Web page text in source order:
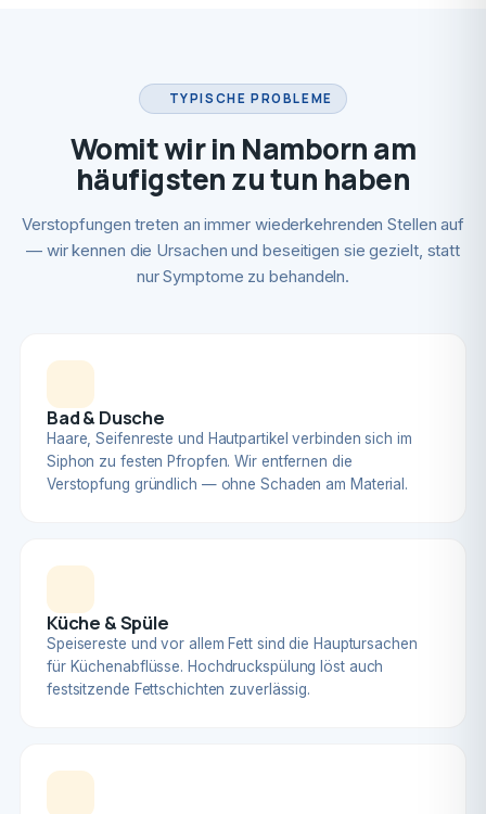
TYPISCHE PROBLEME
Womit wir in Namborn am
häufigsten zu tun haben
Verstopfungen treten an immer wiederkehrenden Stellen auf
— wir kennen die Ursachen und beseitigen sie gezielt, statt
nur Symptome zu behandeln.
Bad & Dusche
Haare, Seifenreste und Hautpartikel verbinden sich im
Siphon zu festen Pfropfen. Wir entfernen die
Verstopfung gründlich — ohne Schaden am Material.
Küche & Spüle
Speisereste und vor allem Fett sind die Hauptursachen
für Küchenabflüsse. Hochdruckspülung löst auch
festsitzende Fettschichten zuverlässig.